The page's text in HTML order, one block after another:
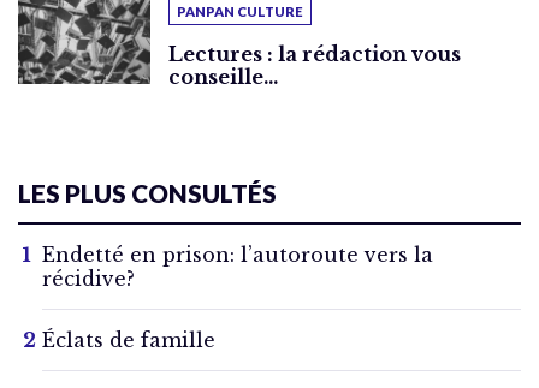
PANPAN CULTURE
Lectures : la rédaction vous
conseille…
LES PLUS CONSULTÉS
Endetté en prison: l’autoroute vers la
récidive?
Éclats de famille